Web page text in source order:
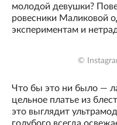
молодой девушки?
ровесники Маликовой
экспериментам и
©
Что бы это ни было —
цельное платье из
это выглядит